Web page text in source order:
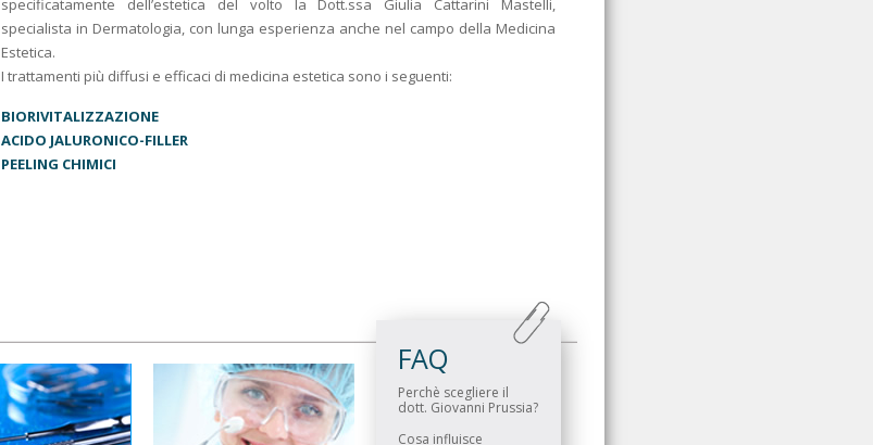
specificatamente dell’estetica del volto la Dott.ssa Giulia Cattarini Mastelli,
specialista in Dermatologia, con lunga esperienza anche nel campo della Medicina
Estetica.
I trattamenti più diffusi e efficaci di medicina estetica sono i seguenti:
BIORIVITALIZZAZIONE
ACIDO JALURONICO-FILLER
PEELING CHIMICI
FAQ
Perchè scegliere il
dott. Giovanni Prussia?
Cosa influisce